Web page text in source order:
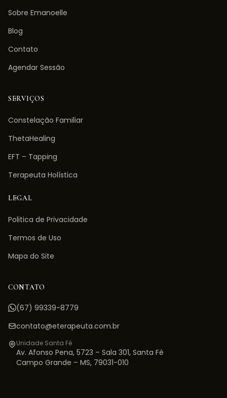
Sobre Emanoelle
Blog
Contato
Agendar Sessão
SERVIÇOS
Constelação Familiar
ThetaHealing
EFT – Tapping
Terapeuta Holística
LEGAL
Politica de Privacidade
Termos de Uso
Mapa do Site
CONTATO
(67) 99339-8779
contato@eterapeuta.com.br
Unidade Santa Fé
Av. Afonso Pena, 5723 – Sala 301, Santa Fé
Campo Grande – MS, 79031-010